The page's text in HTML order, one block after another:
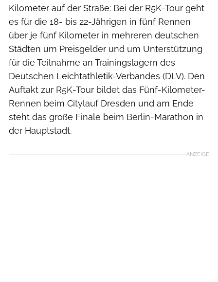
Kilometer auf der Straße: Bei der R5K-Tour geht
es für die 18- bis 22-Jährigen in fünf Rennen
über je fünf Kilometer in mehreren deutschen
Städten um Preisgelder und um Unterstützung
für die Teilnahme an Trainingslagern des
Deutschen Leichtathletik-Verbandes (DLV). Den
Auftakt zur R5K-Tour bildet das Fünf-Kilometer-
Rennen beim Citylauf Dresden und am Ende
steht das große Finale beim Berlin-Marathon in
der Hauptstadt.
ANZEIGE